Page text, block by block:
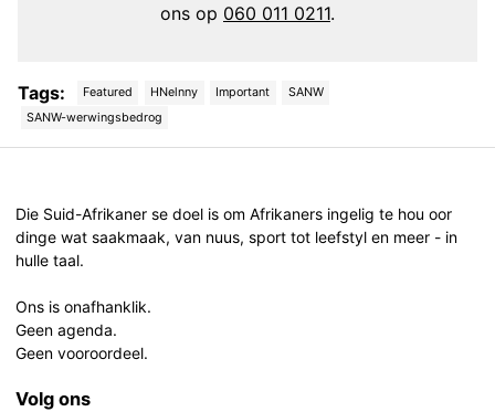
ons op 060 011 0211.
Tags: Featured HNelnny Important
SANW
SANW-werwingsbedrog
Die Suid-Afrikaner se doel is om Afrikaners ingelig te hou oor
dinge wat saakmaak, van nuus, sport tot leefstyl en meer - in
hulle taal.
Ons is onafhanklik.
Geen agenda.
Geen vooroordeel.
Volg ons